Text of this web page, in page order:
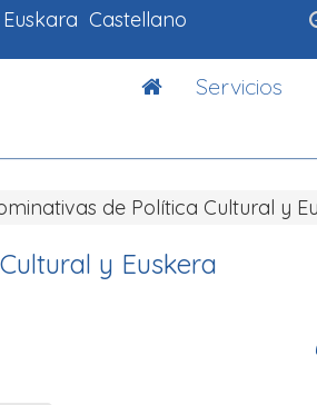
Euskara Castellano
Servicios